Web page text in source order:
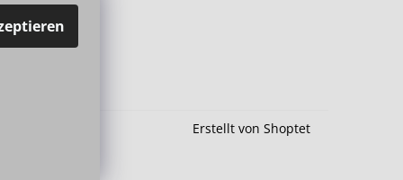
Erstellt von Shoptet